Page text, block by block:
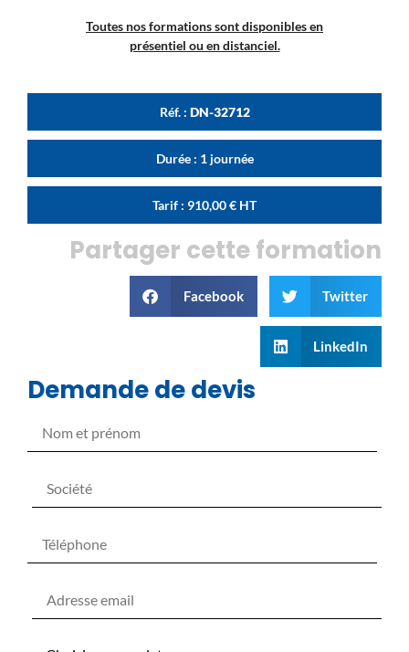
Toutes nos formations sont disponibles en
présentiel ou en distanciel.
Réf. : DN-32712
Durée : 1 journée
Tarif : 910,00€ HT
Partager cette formation
Facebook Twitter
LinkedIn
Demande de devis